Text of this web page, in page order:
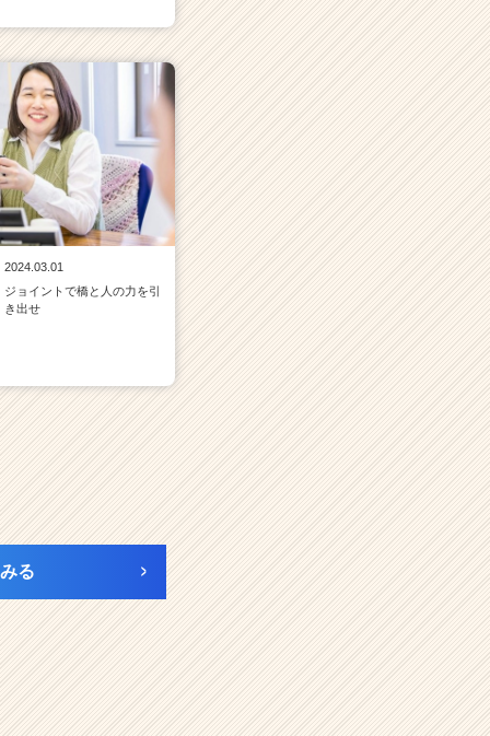
2024.03.01
ジョイントで橋と人の力を引
き出せ
る